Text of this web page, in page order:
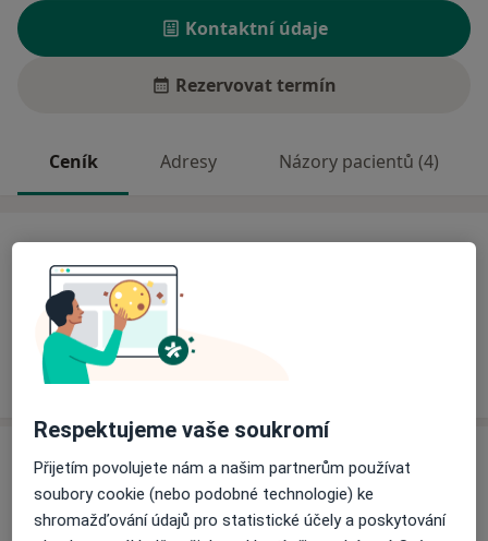
Kontaktní údaje
Rezervovat termín
Ceník Adresy Názory pacientů (4)
Ceník
Informace o službách a cenách nejsou k dispozici
Tento specialista ještě nepřidával žádné informace o
svých službách.
Adresa
Sam. ord. lékaře specialisty
K nemocnici 1106, Hořovice26801
Respektujeme vaše soukromí
Přijetím povolujete nám a našim partnerům používat
soubory cookie (nebo podobné technologie) ke
shromažďování údajů pro statistické účely a poskytování